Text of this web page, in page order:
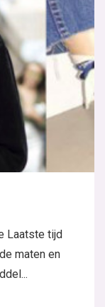
Laatste tijd
maten en